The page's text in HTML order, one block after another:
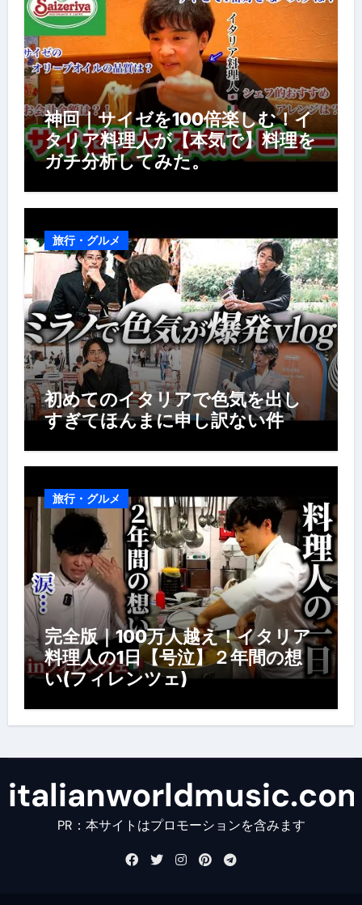
神回｜サイゼを100倍楽しむ！イ
タリア料理人が【本気で】料理を
ガチ分析してみた。
旅行・グルメ
初めてのイタリアで色気を出し
すぎてほんまに申し訳ない件
旅行・グルメ
完全版｜100万人越え！イタリア
料理人の1日【号泣】２年間の想
い(フィレンツェ)
PR：本サイトはプロモーションを含みます